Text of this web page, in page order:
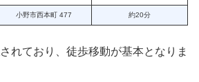
小野市西本町 477 約20分
されており、徒歩移動が基本となりま